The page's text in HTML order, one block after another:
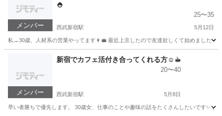
メンバー
🍚
25〜35
西武新宿駅 5月12日
私→30歳、人材系の営業やってます👩‍💼 最近上京したので友達欲しくて始めました！
西武新宿駅 その他 募集中
メンバー
新宿でカフェ活付き合ってくれる方☺️☕︎
20〜40
西武新宿駅 5月8日
早い者勝ちで優先します。 30歳女、仕事のことや趣味の話をたくさんしたいです✨ よ